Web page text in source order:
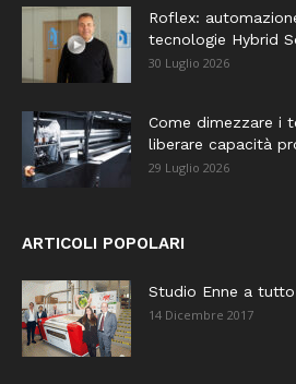
Roflex:
tecnologie Hybrid
30 Luglio 2026
Come dimezzare i
liberare capacità
29 Luglio 2026
ARTICOLI POPOLARI
Studio Enne a
14 Dicembre 2017